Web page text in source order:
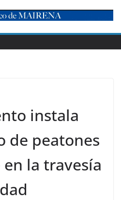
instala
de peatones
la travesía